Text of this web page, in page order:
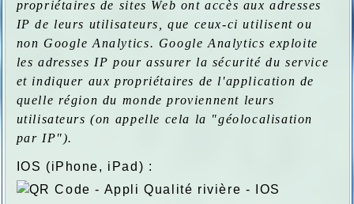
propriétaires de sites Web ont accès aux adresses
IP de leurs utilisateurs, que ceux-ci utilisent ou
non Google Analytics. Google Analytics exploite
les adresses IP pour assurer la sécurité du service
et indiquer aux propriétaires de l'application de
quelle région du monde proviennent leurs
utilisateurs (on appelle cela la "géolocalisation
par IP").
IOS (iPhone, iPad) :